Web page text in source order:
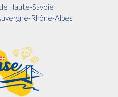
Haute-Savoie
Rhône-Alpes